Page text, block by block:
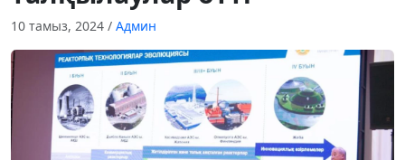
10 тамыз, 2024 / Админ